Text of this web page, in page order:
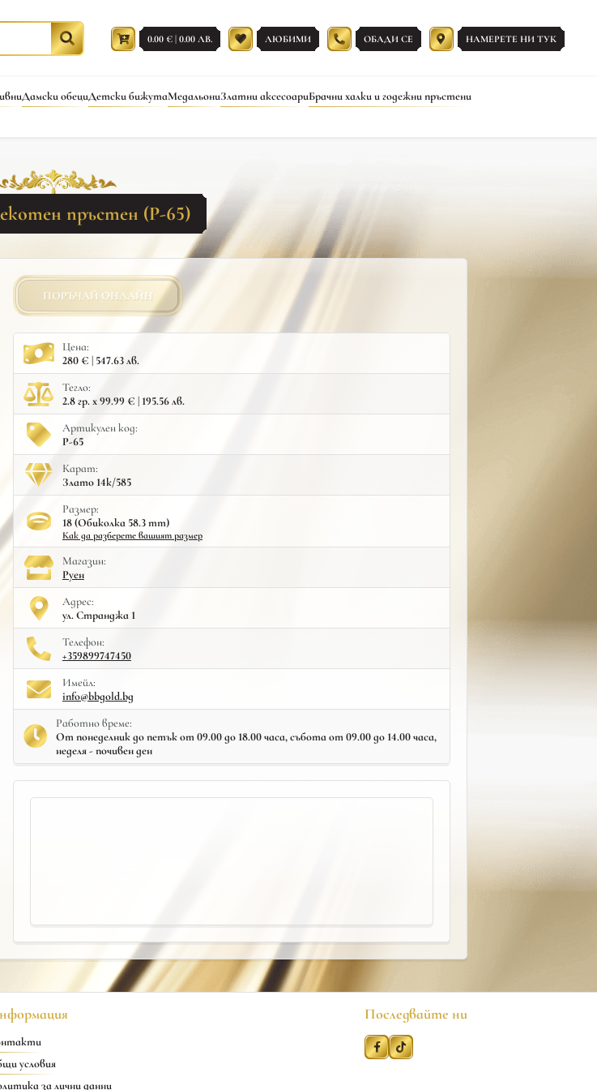
0.00 € | 0.00 ЛВ. ЛЮБИМИ ОБАДИ СЕ НАМЕРЕТЕ НИ ТУК
Дамски обециДетски бижутаМедальониЗлатни аксесоариБрачни халки и годежни пръстени
пръстен (Р-65)
ПОРЪЧАЙ ОНЛАЙН
Цена:
280 € | 547.63 лв.
Тегло:
2.8 гр. x 99.99 € | 195.56 лв.
Артикулен код:
Р-65
Карат:
Злато 14к/585
Размер:
18 (Обиколка 58.3 mm)
Как да разберете вашият размер
Mагазин:
Руен
Адрес:
ул. Странджа 1
Телефон:
+359899747450
Имейл:
info@bbgold.bg
Работно време:
От понеделник до петък от 09.00 до 18.00 часа, събота от 09.00 до 14.00 часа,
неделя - почивен ден
условия
за лични данни
Последвайте ни